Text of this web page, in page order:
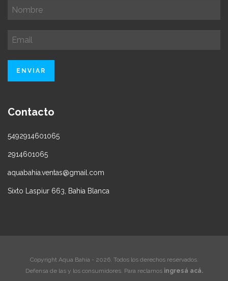
Contacto
5492914601065
2914601065
aquabahia.ventas@gmail.com
Sixto Laspiur 663, Bahia Blanca
Copyright Aqua Bahia - 2026. Todos los derechos reservados.
Defensa de las y los consumidores. Para reclamos ingresá acá.